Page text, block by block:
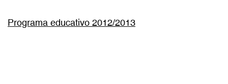
Programa educativo 2012/2013